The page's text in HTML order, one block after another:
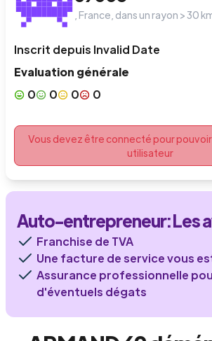
France , dans un rayon > 30
Inscrit depuis Invalid Date
Evaluation générale
0
0 0 0
Vous devez être connecté pour
utilisateur
Auto-entrepreneur: Les
Franchise de TVA
Une facture de service vous
Assurance professionnelle
d'éventuels dégats